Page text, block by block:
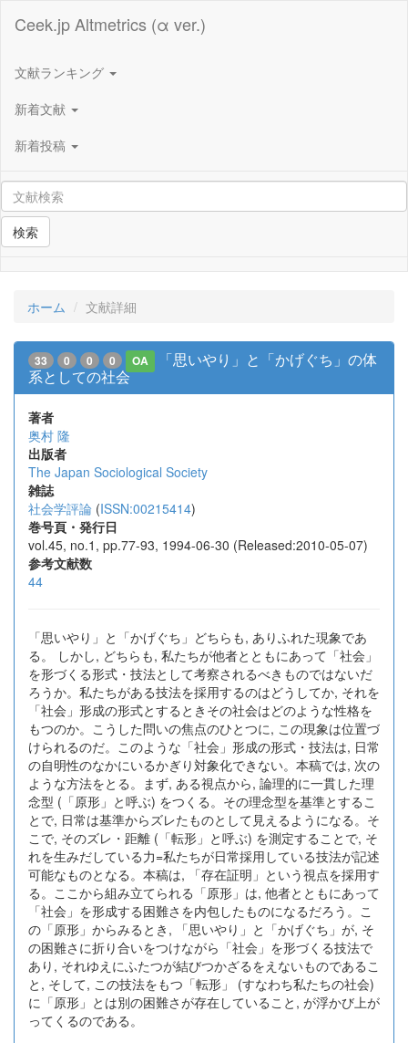
Ceek.jp Altmetrics (α ver.)
文献ランキング
新着文献
新着投稿
検索
ホーム 文献詳細
33 0 0 0 OA
「思いやり」と「かげぐち」の体
系としての社会
著者
奥村 隆
出版者
The Japan Sociological Society
雑誌
社会学評論 (ISSN:00215414)
巻号頁・発行日
vol.45, no.1, pp.77-93, 1994-06-30 (Released:2010-05-07)
参考文献数
44
「思いやり」と「かげぐち」どちらも, ありふれた現象であ
る。 しかし, どちらも, 私たちが他者とともにあって「社会」
を形づくる形式・技法として考察されるべきものではないだ
ろうか。私たちがある技法を採用するのはどうしてか, それを
「社会」形成の形式とするときその社会はどのような性格を
もつのか。こうした問いの焦点のひとつに, この現象は位置づ
けられるのだ。このような「社会」形成の形式・技法は, 日常
の自明性のなかにいるかぎり対象化できない。本稿では, 次の
ような方法をとる。まず, ある視点から, 論理的に一貫した理
念型 (「原形」と呼ぶ) をつくる。その理念型を基準とするこ
とで, 日常は基準からズレたものとして見えるようになる。そ
こで, そのズレ・距離 (「転形」と呼ぶ) を測定することで, そ
れを生みだしている力=私たちが日常採用している技法が記述
可能なものとなる。本稿は, 「存在証明」という視点を採用す
る。ここから組み立てられる「原形」は, 他者とともにあって
「社会」を形成する困難さを内包したものになるだろう。こ
の「原形」からみるとき, 「思いやり」と「かげぐち」が, そ
の困難さに折り合いをつけながら「社会」を形づくる技法で
あり, それゆえにふたつが結びつかざるをえないものであるこ
と, そして, この技法をもつ「転形」 (すなわち私たちの社会)
に「原形」とは別の困難さが存在していること, が浮かび上が
ってくるのである。